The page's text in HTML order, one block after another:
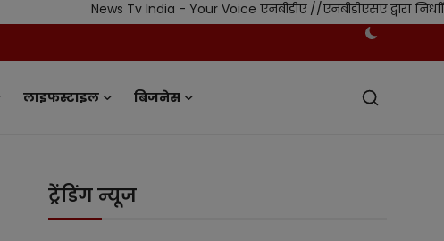
News Tv India - Your Voice एनबीडीए //एनबीडीएसए द्वारा निर्धारित
लाइफस्टाइल बिजनेस
ट्रेंडिंग न्यूज